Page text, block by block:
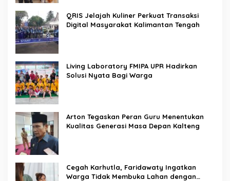
QRIS Jelajah Kuliner Perkuat Transaksi
Digital Masyarakat Kalimantan Tengah
Living Laboratory FMIPA UPR Hadirkan
Solusi Nyata Bagi Warga
Arton Tegaskan Peran Guru Menentukan
Kualitas Generasi Masa Depan Kalteng
Cegah Karhutla, Faridawaty Ingatkan
Warga Tidak Membuka Lahan dengan